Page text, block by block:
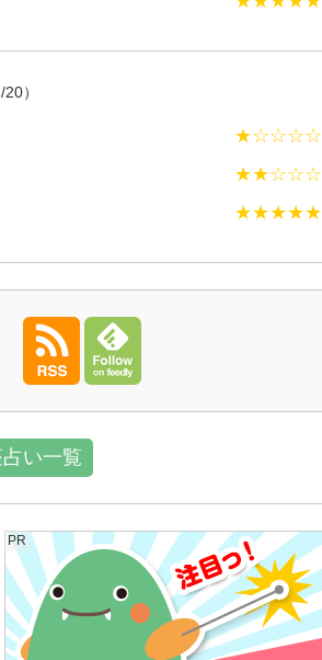
）
★☆☆☆☆
★★☆☆☆
★★★★★
い一覧
PR